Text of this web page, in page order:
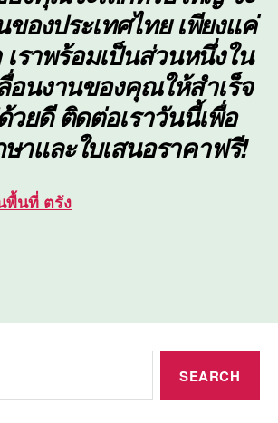
องประเทศไทย เพียงแค่
เราพร้อมเป็นส่วนหนึ่งใน
อนงานของคุณให้สำเร็จ
วยดี ติดต่อเราวันนี้เพื่อ
าและใบเสนอราคาฟรี!
พื้นที่ ตรัง